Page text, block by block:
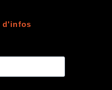
d'infos